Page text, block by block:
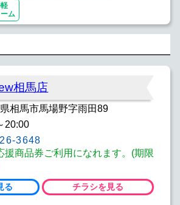
ム
相馬店
相馬市馬場野字雨田89
20:00
3648
援商品券ご利用になれます。(期限
る チラシを見る